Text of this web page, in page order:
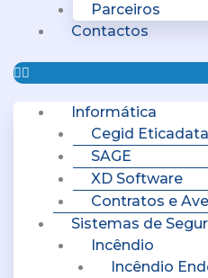
Parceiros
Contactos
Informática
Cegid Eticadata
SAGE
XD Software
Contratos e
Sistemas de
Incêndio
Incêndio